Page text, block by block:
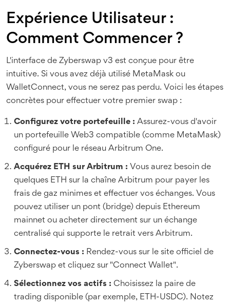
Expérience Utilisateur :
Comment Commencer ?
L'interface de Zyberswap v3 est conçue pour être
intuitive. Si vous avez déjà utilisé MetaMask ou
WalletConnect, vous ne serez pas perdu. Voici les étapes
concrètes pour effectuer votre premier swap :
Configurez votre portefeuille : Assurez-vous d'avoir
un portefeuille Web3 compatible (comme MetaMask)
configuré pour le réseau Arbitrum One.
Acquérez ETH sur Arbitrum : Vous aurez besoin de
quelques ETH sur la chaîne Arbitrum pour payer les
frais de gaz minimes et effectuer vos échanges. Vous
pouvez utiliser un pont (bridge) depuis Ethereum
mainnet ou acheter directement sur un échange
centralisé qui supporte le retrait vers Arbitrum.
Connectez-vous : Rendez-vous sur le site officiel de
Zyberswap et cliquez sur "Connect Wallet".
Sélectionnez vos actifs : Choisissez la paire de
trading disponible (par exemple, ETH-USDC). Notez